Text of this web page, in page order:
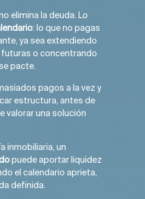
elimina la deuda. Lo
: lo que no pagas
ya sea extendiendo
o concentrando
pacte.
pagos a la vez y
estructura, antes de
valorar una solución
inmobiliaria, un
puede aportar liquidez
el calendario aprieta,
definida.